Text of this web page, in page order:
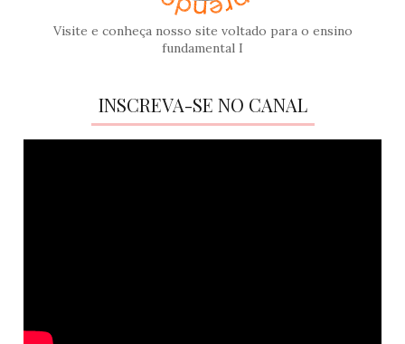
Visite e conheça nosso site voltado para o ensino
fundamental I
INSCREVA-SE NO CANAL